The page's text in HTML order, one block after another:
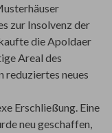
zur Insolvenz der
die Apoldaer
Areal des
reduziertes neues
Erschließung. Eine
neu geschaffen,